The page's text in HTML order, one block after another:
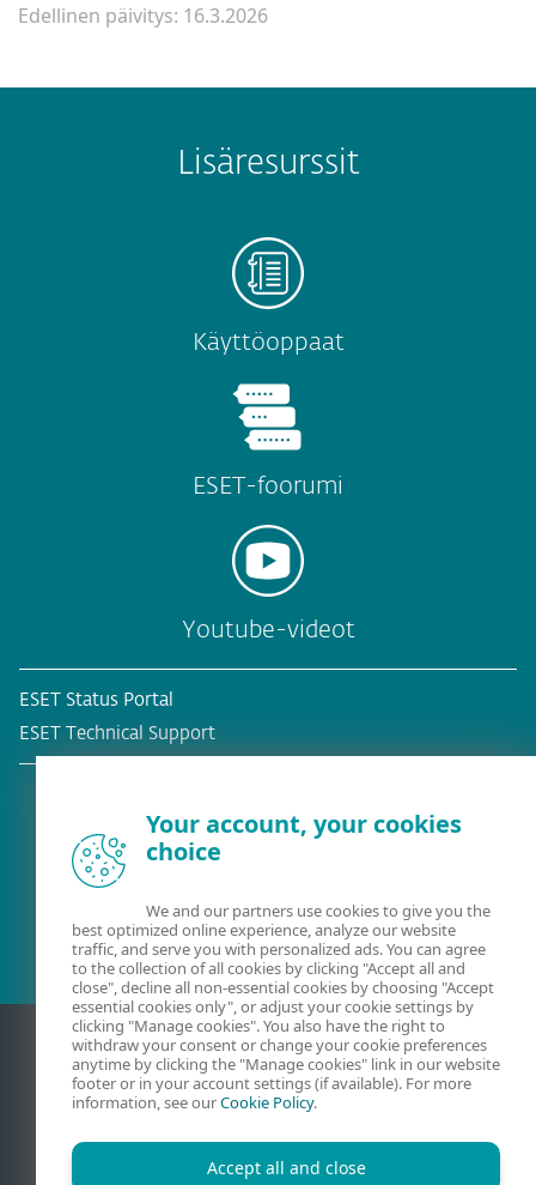
Edellinen päivitys: 16.3.2026
Lisäresurssit
Käyttöoppaat
ESET-foorumi
Youtube-videot
ESET Status Portal
ESET Technical Support
Your account, your cookies
choice
We and our partners use cookies to give you the
best optimized online experience, analyze our website
traffic, and serve you with personalized ads. You can agree
to the collection of all cookies by clicking "Accept all and
close", decline all non-essential cookies by choosing "Accept
essential cookies only", or adjust your cookie settings by
clicking "Manage cookies". You also have the right to
withdraw your consent or change your cookie preferences
anytime by clicking the "Manage cookies" link in our website
footer or in your account settings (if available). For more
information, see ourCookie Policy.
Accept all and close